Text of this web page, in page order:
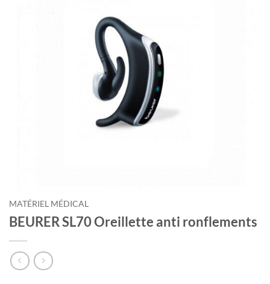
MATÉRIEL MÉDICAL
BEURER SL70 Oreillette anti ronflements